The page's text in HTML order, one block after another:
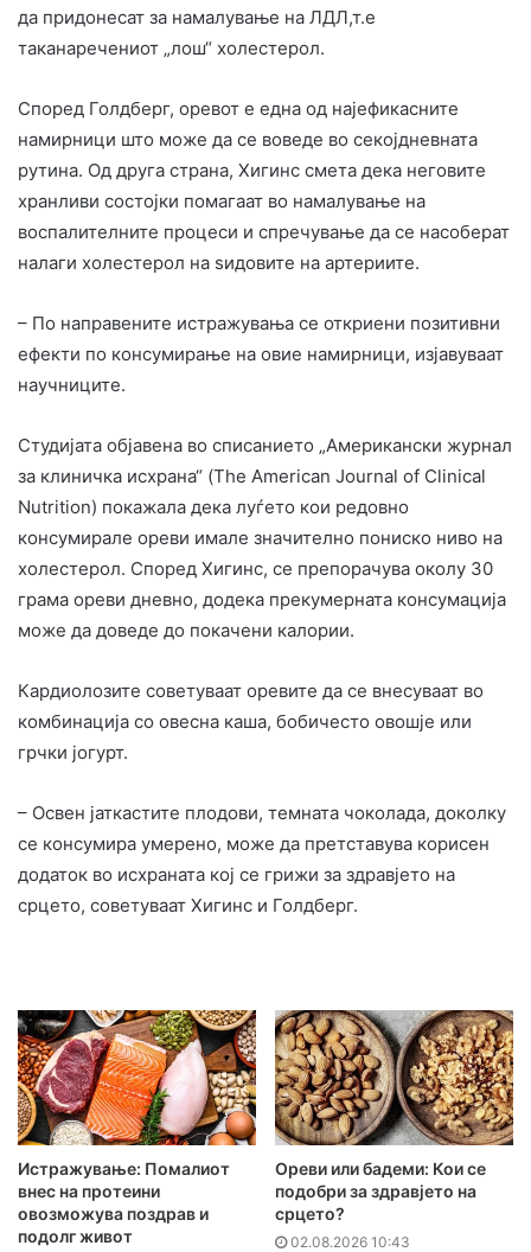
да придонесат за намалување на ЛДЛ,т.е
таканаречениот „лош“ холестерол.
Според Голдберг, оревот е една од најефикасните
намирници што може да се воведе во секојдневната
рутина. Од друга страна, Хигинс смета дека неговите
хранливи состојки помагаат во намалување на
воспалителните процеси и спречување да се насоберат
налаги холестерол на ѕидовите на артериите.
– По направените истражувања се откриени позитивни
ефекти по консумирање на овие намирници, изјавуваат
научниците.
Студијата објавена во списанието „Американски журнал
за клиничка исхрана“ (The American Journal of Clinical
Nutrition) покажала дека луѓето кои редовно
консумирале ореви имале значително пониско ниво на
холестерол. Според Хигинс, се препорачува околу 30
грама ореви дневно, додека прекумерната консумација
може да доведе до покачени калории.
Кардиолозите советуваат оревите да се внесуваат во
комбинација со овесна каша, бобичесто овошје или
грчки јогурт.
– Освен јаткастите плодови, темната чоколада, доколку
се консумира умерено, може да претставува корисен
додаток во исхраната кој се грижи за здравјето на
срцето, советуваат Хигинс и Голдберг.
Истражување: Помалиот
внес на протеини
овозможува поздрав и
подолг живот
Ореви или бадеми: Кои се
подобри за здравјето на
срцето?
02.08.2026 10:43